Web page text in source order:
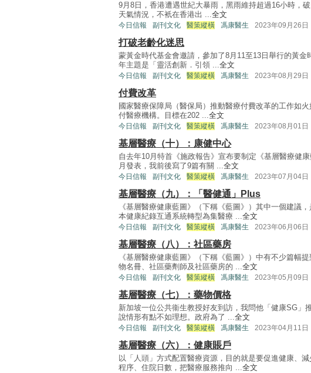
9月8日，香港遭遇世紀大暴雨，黑雨維持超過16小時，
天氣情況，不衹在香港出 ...全文
今日信報 副刊文化 醫策縱橫 馮康醫生 2023年09月26日
打破老齡化迷思
蒙黃金時代基金會邀請，參加了8月11至13日舉行的黃
年主題是「靈活創新．引領 ...全文
今日信報 副刊文化 醫策縱橫 馮康醫生 2023年08月29日
付費改革
國家醫療保障局（醫保局）推動醫療付費改革的工作如
付醫療機構。目標在202 ...全文
今日信報 副刊文化 醫策縱橫 馮康醫生 2023年08月01日
基層醫療（十）：康健中心
自去年10月特首《施政報告》宣布要制定《基層醫療健
月發表，我前後寫了9篇有關 ...全文
今日信報 副刊文化 醫策縱橫 馮康醫生 2023年07月04日
基層醫療（九）：「醫健通」Plus
《基層醫療健康藍圖》（下稱《藍圖》）其中一個建議
本健康紀錄互通系統轉型為集醫療 ...全文
今日信報 副刊文化 醫策縱橫 馮康醫生 2023年06月06日
基層醫療（八）：社區藥房
《基層醫療健康藍圖》（下稱《藍圖》）中有不少篇幅
物名冊、社區藥劑師及社區藥房的 ...全文
今日信報 副刊文化 醫策縱橫 馮康醫生 2023年05月09日
基層醫療（七）：藥物價格
新加坡一位公共衞生教授好友到訪，我問他「健康SG」
說情形有點不如理想。政府為了 ...全文
今日信報 副刊文化 醫策縱橫 馮康醫生 2023年04月11日
基層醫療（六）：健康賬戶
以「人頭」方式配置醫療資源，目的就是要促進健康、
程序、住院日數，把醫療服務推向 ...全文